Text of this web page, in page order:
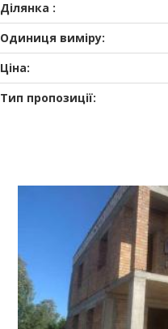
Ділянка :
Одиниця виміру:
Ціна:
Тип пропозиції: